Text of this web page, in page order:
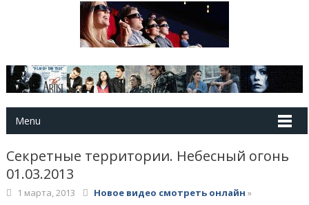
Menu
Секретные территории. Небесный огонь
01.03.2013
1 марта, 2013 Новое видео смотреть онлайн »